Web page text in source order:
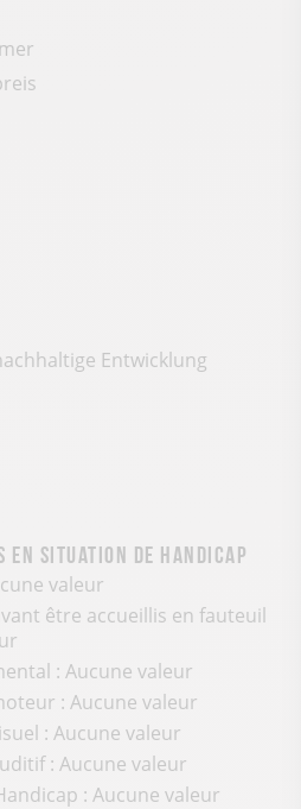
Entwicklung
en situation de handicap
valeur
être accueillis en fauteuil
: Aucune valeur
: Aucune valeur
: Aucune valeur
: Aucune valeur
: Aucune valeur